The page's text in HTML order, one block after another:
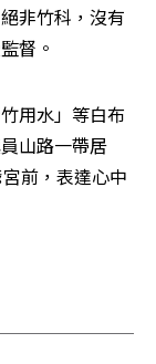
非竹科，沒有
督。
用水」等白布
山路一帶居
前，表達心中